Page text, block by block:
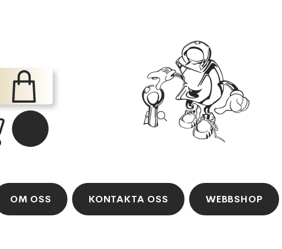
OM OSS KONTAKTA OSS WEBBSHOP